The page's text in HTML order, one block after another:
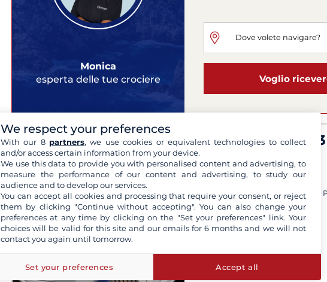
Monica
esperta delle tue crociere
Voglio
Bavaria Cruiser 33
Sukosan
2015
9.75 metri
Bimini, Tracciatore GPS da cockpit,
solari
We respect your preferences
With our 8 partners, we use cookies or equivalent technologies to collect
and/or access certain information from your device.
We use this data to provide you with personalised content and advertising, to
measure the performance of our content and advertising, to study our
audience and to develop our services.
You can accept all cookies and processing that require your consent, or reject
them by clicking "Continue without accepting". You can also change your
preferences at any time by clicking on the "Set your preferences" link. Your
choices will be valid for this site and our emails for 6 months and we will not
contact you again until tomorrow.
Set your preferences Accept all